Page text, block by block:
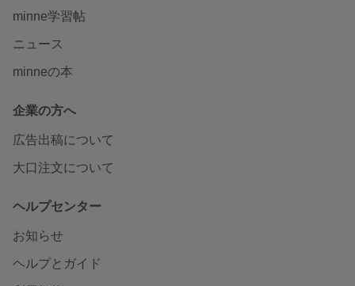
minne学習帖
ニュース
minneの本
企業の方へ
広告出稿について
大口注文について
ヘルプセンター
お知らせ
ヘルプとガイド